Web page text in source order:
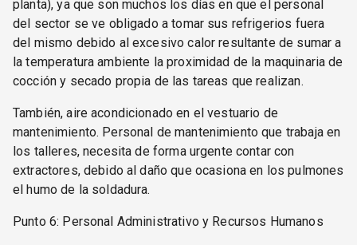
planta), ya que son muchos los días en que el personal
del sector se ve obligado a tomar sus refrigerios fuera
del mismo debido al excesivo calor resultante de sumar a
la temperatura ambiente la proximidad de la maquinaria de
cocción y secado propia de las tareas que realizan.
También, aire acondicionado en el vestuario de
mantenimiento. Personal de mantenimiento que trabaja en
los talleres, necesita de forma urgente contar con
extractores, debido al daño que ocasiona en los pulmones
el humo de la soldadura.
Punto 6: Personal Administrativo y Recursos Humanos